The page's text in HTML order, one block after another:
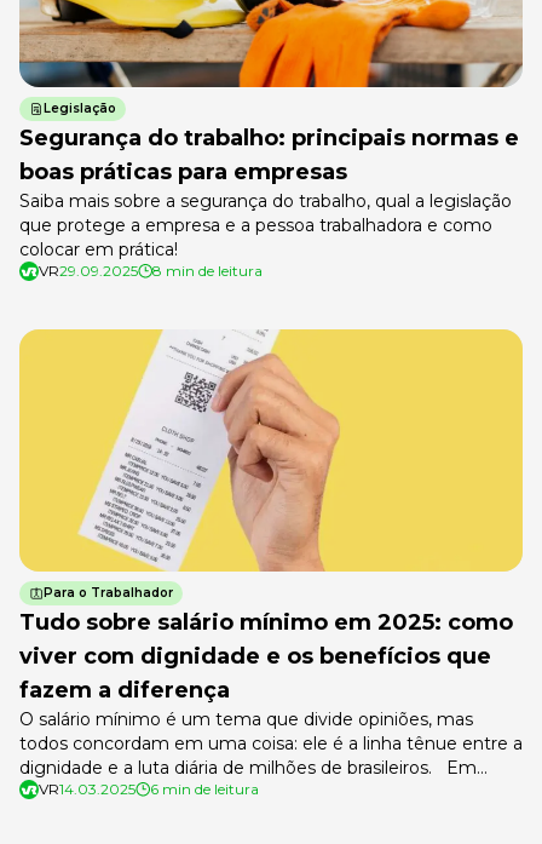
Legislação
Segurança do trabalho: principais normas e
boas práticas para empresas
Saiba mais sobre a segurança do trabalho, qual a legislação
que protege a empresa e a pessoa trabalhadora e como
colocar em prática!
VR29.09.2025 8 min de leitura
Para o Trabalhador
Tudo sobre salário mínimo em 2025: como
viver com dignidade e os benefícios que
fazem a diferença
O salário mínimo é um tema que divide opiniões, mas
todos concordam em uma coisa: ele é a linha tênue entre a
dignidade e a luta diária de milhões de brasileiros. Em
2025, com o valor fixado em R$ 1518,00, você já parou para
VR14.03.2025 6 min de leitura